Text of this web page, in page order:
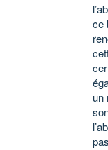
ce
un